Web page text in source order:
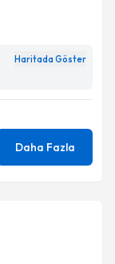
Haritada Göster
Daha Fazla